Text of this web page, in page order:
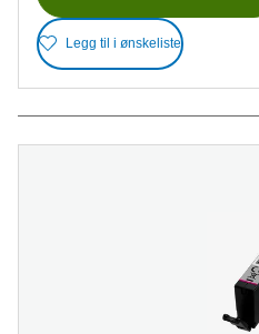
Legg til i ønskeliste